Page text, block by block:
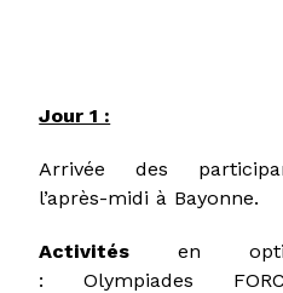
Jour 1 :
Arrivée des
l’après-midi à Bayonne.
Activités en
: Olympiades